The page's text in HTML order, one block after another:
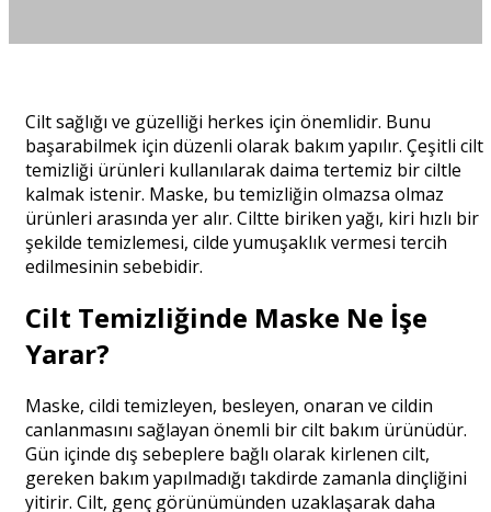
Cilt sağlığı ve güzelliği herkes için önemlidir. Bunu
başarabilmek için düzenli olarak bakım yapılır. Çeşitli cilt
temizliği ürünleri kullanılarak daima tertemiz bir ciltle
kalmak istenir. Maske, bu temizliğin olmazsa olmaz
ürünleri arasında yer alır. Ciltte biriken yağı, kiri hızlı bir
şekilde temizlemesi, cilde yumuşaklık vermesi tercih
edilmesinin sebebidir.
Cilt Temizliğinde Maske Ne İşe
Yarar?
Maske, cildi temizleyen, besleyen, onaran ve cildin
canlanmasını sağlayan önemli bir cilt bakım ürünüdür.
Gün içinde dış sebeplere bağlı olarak kirlenen cilt,
gereken bakım yapılmadığı takdirde zamanla dinçliğini
yitirir. Cilt, genç görünümünden uzaklaşarak daha